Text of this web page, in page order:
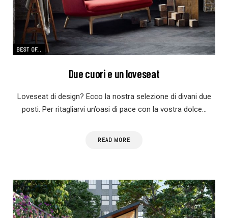
BEST OF...
Due cuori e un loveseat
Loveseat di design? Ecco la nostra selezione di divani due
posti. Per ritagliarvi un’oasi di pace con la vostra dolce…
READ MORE